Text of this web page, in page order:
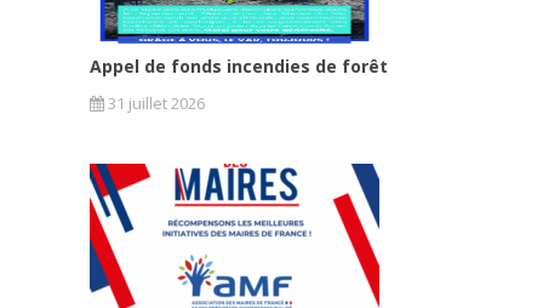
Appel de fonds incendies de forêt
31 juillet 2026